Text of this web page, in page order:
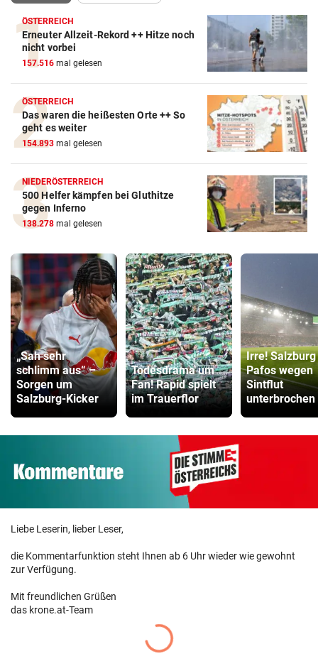
ÖSTERREICH
Erneuter Allzeit-Rekord ++ Hitze noch
nicht vorbei
157.516 mal gelesen
ÖSTERREICH
Das waren die heißesten Orte ++ So
geht es weiter
154.893 mal gelesen
NIEDERÖSTERREICH
500 Helfer kämpfen bei Gluthitze
gegen Inferno
138.278 mal gelesen
„Sah sehr
schlimm aus“ –
Sorgen um
Salzburg-Kicker
Todesdrama um
Fan! Rapid spielt
im Trauerflor
Irre!
Pafos wegen
Sintflut
unterbrochen
Liebe Leserin, lieber Leser,
die Kommentarfunktion steht Ihnen ab 6 Uhr wieder wie gewohnt
zur Verfügung.
Mit freundlichen Grüßen
das krone.at-Team